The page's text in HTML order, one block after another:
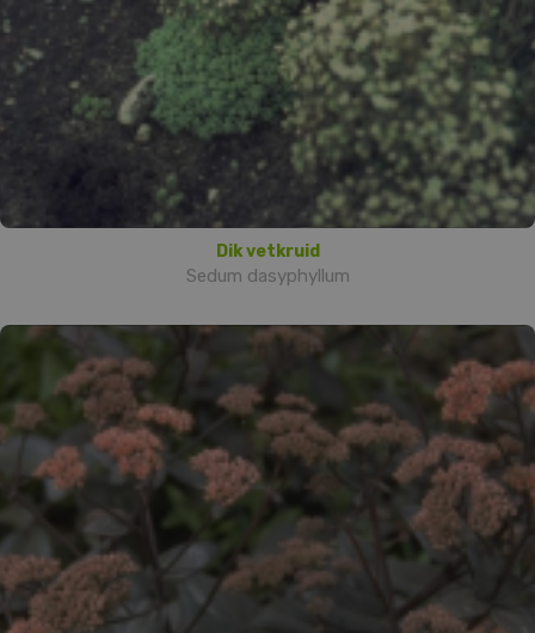
Dik vetkruid
Sedum dasyphyllum